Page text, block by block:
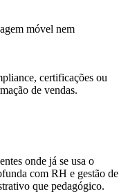
móvel nem
certificações ou
de vendas.
onde já se usa o
com RH e gestão de
que pedagógico.